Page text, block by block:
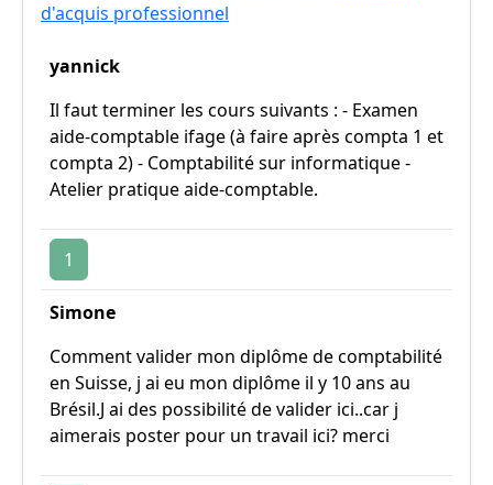
d'acquis professionnel
yannick
Il faut terminer les cours suivants : - Examen
aide-comptable ifage (à faire après compta 1 et
compta 2) - Comptabilité sur informatique -
Atelier pratique aide-comptable.
1
Simone
Comment valider mon diplôme de comptabilité
en Suisse, j ai eu mon diplôme il y 10 ans au
Brésil.J ai des possibilité de valider ici..car j
aimerais poster pour un travail ici? merci